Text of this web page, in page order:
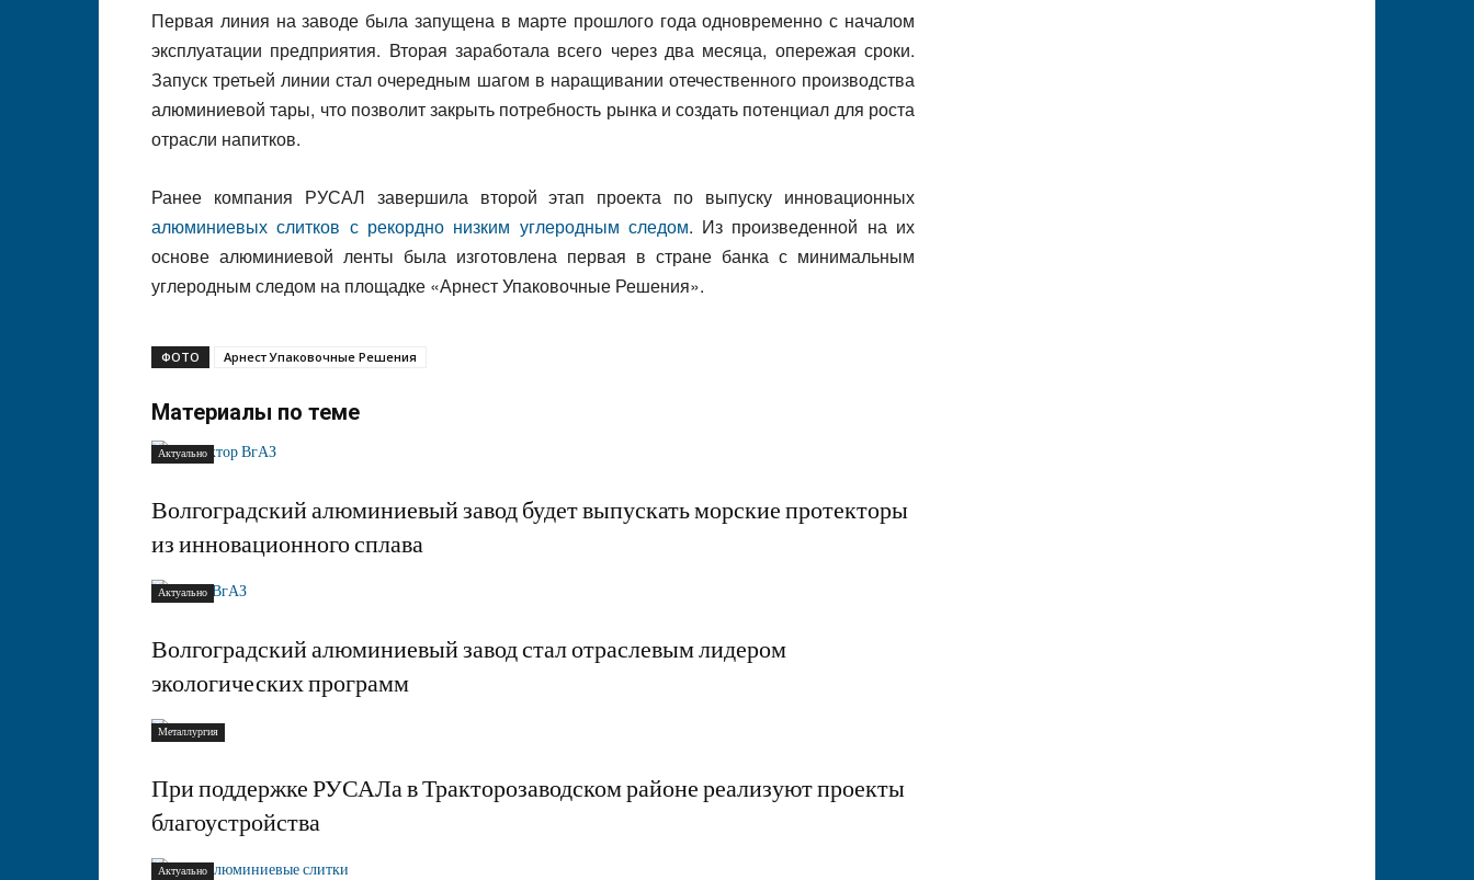
Первая линия на заводе была запущена в марте прошлого года одновременно с началом
эксплуатации предприятия. Вторая заработала всего через два месяца, опережая сроки.
Запуск третьей линии стал очередным шагом в наращивании отечественного производства
алюминиевой тары, что позволит закрыть потребность рынка и создать потенциал для роста
отрасли напитков.
Ранее компания РУСАЛ завершила второй этап проекта по выпуску инновационных
алюминиевых слитков с рекордно низким углеродным следом. Из произведенной на их
основе алюминиевой ленты была изготовлена первая в стране банка с минимальным
углеродным следом на площадке «Арнест Упаковочные Решения».
ФОТО Арнест Упаковочные Решения
Материалы по теме
Актуально
Волгоградский алюминиевый завод будет выпускать морские протекторы
из инновационного сплава
Актуально
Волгоградский алюминиевый завод стал отраслевым лидером
экологических программ
Металлургия
При поддержке РУСАЛа в Тракторозаводском районе реализуют проекты
благоустройства
Актуально